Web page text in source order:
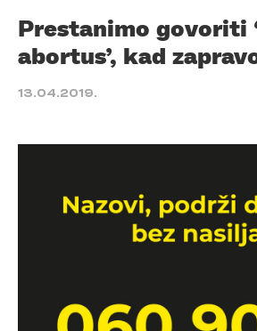
Prestanimo govoriti
abortus’, kad
13.04.2019.